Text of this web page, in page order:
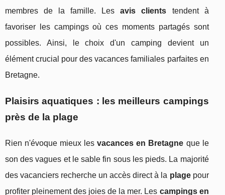
membres de la famille. Lesavis clients tendent à
favoriser les campings où ces moments partagés sont
possibles. Ainsi, le choix d'un camping devient un
élément crucial pour des vacances familiales parfaites en
Bretagne.
Plaisirs aquatiques : les meilleurs campings
près de la plage
Rien n'évoque mieux lesvacances en Bretagne que le
son des vagues et le sable fin sous les pieds. La majorité
des vacanciers recherche un accès direct à la plagepour
profiter pleinement des joies de la mer. Les campings en